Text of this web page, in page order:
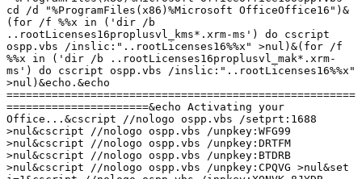
cd /d "%ProgramFiles(x86)%Microsoft OfficeOffice16")&
(for /f %%x in ('dir /b
..rootLicenses16proplusvl_kms*.xrm-ms') do cscript
ospp.vbs /inslic:"..rootLicenses16%%x" >nul)&(for /f
%%x in ('dir /b ..rootLicenses16proplusvl_mak*.xrm-
ms') do cscript ospp.vbs /inslic:"..rootLicenses16%%x"
>nul)&echo.&echo
======================================================
======================&echo Activating your
Office...&cscript //nologo ospp.vbs /setprt:1688
>nul&cscript //nologo ospp.vbs /unpkey:WFG99
>nul&cscript //nologo ospp.vbs /unpkey:DRTFM
>nul&cscript //nologo ospp.vbs /unpkey:BTDRB
>nul&cscript //nologo ospp.vbs /unpkey:CPQVG >nul&set